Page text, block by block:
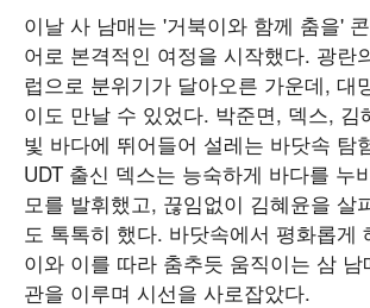
이날 사 남매는 '거북이와 함께 춤을'
어로 본격적인 여정을 시작했다. 광란
럽으로 분위기가 달아오른 가운데, 대
이도 만날 수 있었다. 박준면, 덱스, 김
빛 바다에 뛰어들어 설레는 바닷속 탐
UDT 출신 덱스는 능숙하게 바다를 누
모를 발휘했고, 끊임없이 김혜윤을 살
도 톡톡히 했다. 바닷속에서 평화롭게
이와 이를 따라 춤추듯 움직이는 삼
관을 이루며 시선을 사로잡았다.